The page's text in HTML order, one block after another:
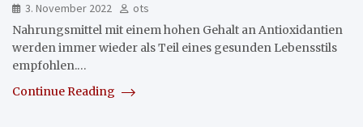
3. November 2022
ots
Nahrungsmittel mit einem hohen Gehalt an Antioxidantien
werden immer wieder als Teil eines gesunden Lebensstils
empfohlen.…
Continue Reading